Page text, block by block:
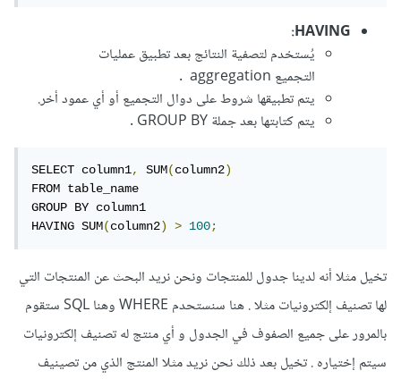
HAVING:
يُستخدم لتصفية النتائج بعد تطبيق عمليات
التجميع aggregation .
يتم تطبيقها شروط على دوال التجميع أو أي عمود أخر.
يتم كتابتها بعد جملة GROUP BY .
SELECT column1, SUM(column2)
FROM table_name
GROUP BY column1
HAVING SUM(column2) > 100;
تخيل مثلا أنه لدينا جدول للمنتجات ونحن نريد البحث عن المنتجات التي
لها تصنيف إلكترونيات مثلا . هنا سنستحدم WHERE وهنا SQL ستقوم
بالمرور على جميع الصفوف في الجدول و أي منتج له تصنيف إلكترونيات
سيتم إختياره . تخيل بعد ذلك نحن نريد مثلا المنتج الذي من تصينيف